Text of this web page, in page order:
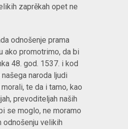
zaprěkah opet ne
odnošenje prama
ako promotrimo, da bi
48. god. 1537. i kod
naroda ljudi
te da i tamo, kao
prevoditeljah naših
se moglo, ne moramo
odnošenju velikih